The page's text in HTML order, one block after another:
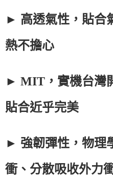
► 高透氣性，貼合
熱不擔心
► MIT，實機台灣
貼合近乎完美
► 強韌彈性，物理
衝、分散吸收外力